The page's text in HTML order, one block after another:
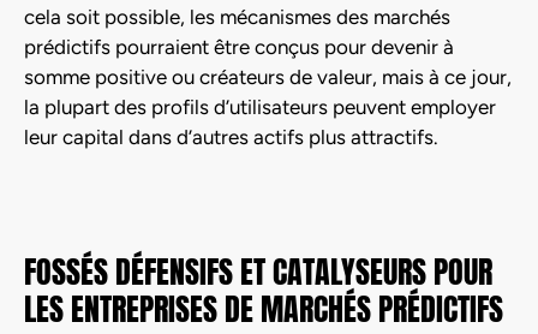
cela soit possible, les mécanismes des marchés
prédictifs pourraient être conçus pour devenir à
somme positive ou créateurs de valeur, mais à ce jour,
la plupart des profils d’utilisateurs peuvent employer
leur capital dans d’autres actifs plus attractifs.
FOSSÉS DÉFENSIFS ET CATALYSEURS POUR
LES ENTREPRISES DE MARCHÉS PRÉDICTIFS